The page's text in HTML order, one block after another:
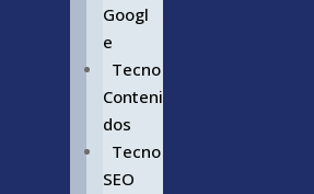
Googl
e
Tecno
Conteni
dos
Tecno
SEO